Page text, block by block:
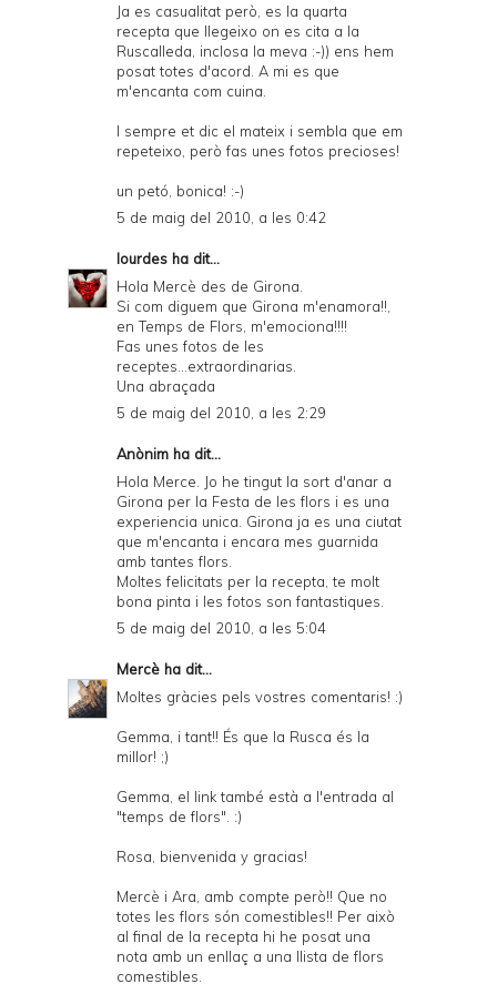
Ja es casualitat però, es la quarta
recepta que llegeixo on es cita a la
Ruscalleda, inclosa la meva :-)) ens hem
posat totes d'acord. A mi es que
m'encanta com cuina.
I sempre et dic el mateix i sembla que em
repeteixo, però fas unes fotos precioses!
un petó, bonica! :-)
5 de maig del 2010, a les 0:42
lourdes ha dit...
Hola Mercè des de Girona.
Si com diguem que Girona m'enamora!!,
en Temps de Flors, m'emociona!!!!
Fas unes fotos de les
receptes...extraordinarias.
Una abraçada
5 de maig del 2010, a les 2:29
Anònim ha dit...
Hola Merce. Jo he tingut la sort d'anar a
Girona per la Festa de les flors i es una
experiencia unica. Girona ja es una ciutat
que m'encanta i encara mes guarnida
amb tantes flors.
Moltes felicitats per la recepta, te molt
bona pinta i les fotos son fantastiques.
5 de maig del 2010, a les 5:04
Mercè ha dit...
Moltes gràcies pels vostres comentaris! :)
Gemma, i tant!! És que la Rusca és la
millor! ;)
Gemma, el link també està a l'entrada al
"temps de flors". :)
Rosa, bienvenida y gracias!
Mercè i Ara, amb compte però!! Que no
totes les flors són comestibles!! Per això
al final de la recepta hi he posat una
nota amb un enllaç a una llista de flors
comestibles.